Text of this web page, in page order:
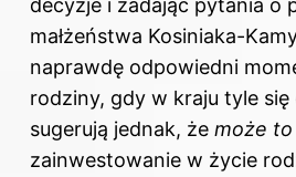
małżeństwa Kosiniaka-
naprawdę odpowiedni
rodziny, gdy w kraju tyle
sugerują jednak, że może
zainwestowanie w życie